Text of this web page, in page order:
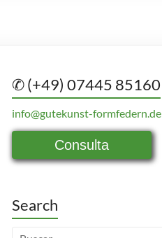
✆ (+49) 07445 85160
info@gutekunst-formfedern.de
Consulta
Search